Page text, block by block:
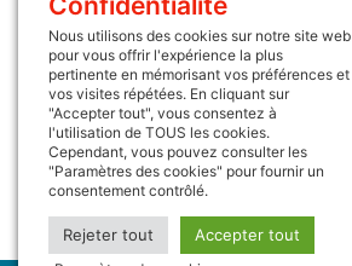
LIENS UTILES
ATRIUM
SUIVEZ NOUS
Nous utilisons des cookies sur notre site web
pour vous offrir l'expérience la plus
pertinente en mémorisant vos préférences et
vos visites répétées. En cliquant sur
"Accepter tout", vous consentez à
l'utilisation de TOUS les cookies.
Cependant, vous pouvez consulter les
"Paramètres des cookies" pour fournir un
consentement contrôlé.
Rejeter tout Accepter tout